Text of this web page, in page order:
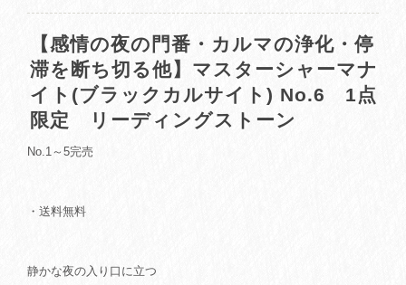
【感情の夜の門番・カルマの浄化・停
滞を断ち切る他】マスターシャーマナ
イト(ブラックカルサイト) No.6 1点
限定 リーディングストーン
No.1～5完売
・送料無料
静かな夜の入り口に立つ